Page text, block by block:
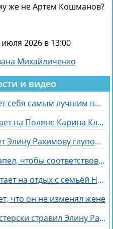
же не Артем Кошманов?
2026 в 13:00
Михайличенко
и видео
Элина Рахимова считает себя самым лучшим подарком на день рождения
Элину Рахимову объедает на Поляне Карина Клочкова
Егор Мельников считает Элину Рахимову глупой и профдеформированной
Алексей Адеев с горя запел, чтобы соответствовать Иване Михайличенко
Кристина Лясковец улетает на отдых с семьёй Никиты Гуранды
что он не изменял жене
Как Антон Беккужев мастерски стравил Элину Рахимову и Веронику Гракович